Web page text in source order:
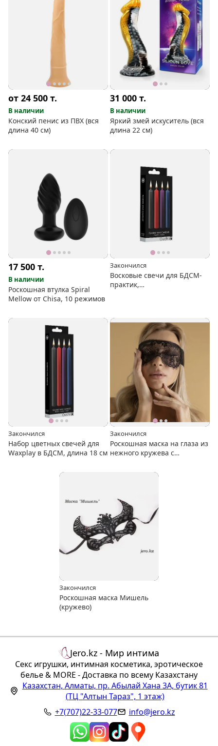
от 24 500т.
В наличии
Конский пенис из ПВХ (вся
длина 40 см)
31 000т.
В наличии
Яркий змей искуситель (вся
длина 22 см)
17 500т.
В наличии
Роскошная втулка Spiral
Mellow от Chisa, 10 режимов
Закончился
Восковые свечи для БДСМ-
практик,
Закончился
Набор цветных свечей для
Waxplay в БДСМ, длина 18 см
Закончился
Роскошная маска на глаза из
нежного кружева с
Закончился
Роскошная маска Мишель
(кружево)
Jero.kz - Мир интима
Секс игрушки, интимная косметика, эротическое
белье & MORE - Доставка по всему Казахстану
Казахстан, Алматы, пр. Абылай Хана 3А, бутик 81
(ТЦ "Алтын Тараз", 1 этаж)
+7(707)22-33-077
info@jero.kz